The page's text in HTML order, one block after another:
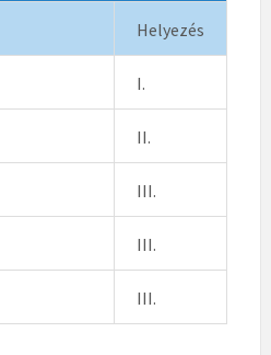
Helyezés
I.
II.
III.
III.
III.